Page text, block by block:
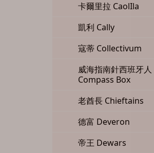
卡爾里拉 CaolIla
凱利 Cally
寇蒂 Collectivum
威海指南針西班牙人
Compass Box
老酋長 Chieftains
德富 Deveron
帝王 Dewars